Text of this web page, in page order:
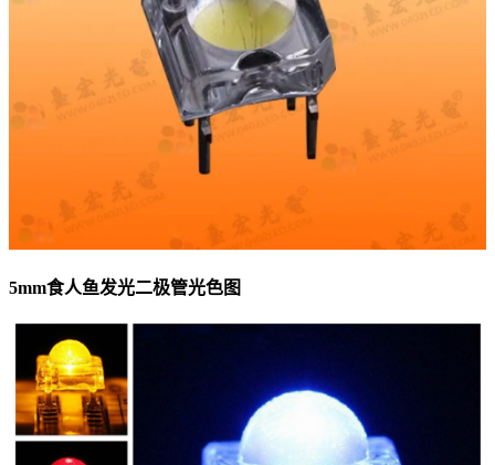
5mm食人鱼发光二极管光色图